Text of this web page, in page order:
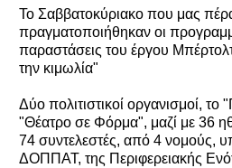
Το Σαββατοκύριακο που μας
πραγματοποιήθηκαν οι
παραστάσεις του έργου
την κιμωλία"
Δύο πολιτιστικοί οργανισμοί, το
"Θέατρο σε Φόρμα", μαζί με 36
74 συντελεστές, από 4 νομούς,
ΔΟΠΠΑΤ, της Περιφερειακής